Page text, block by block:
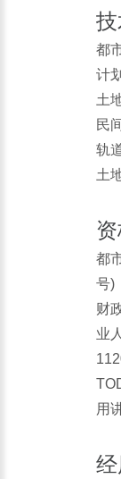
都
计
土
民
轨
土
都
号)
财
业
用